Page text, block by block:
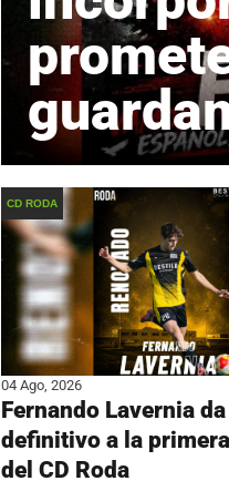
CD RODA
04 Ago, 2026
Fernando Lavernia
definitivo a la
del CD Roda